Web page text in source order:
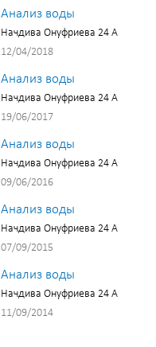
Анализ воды
Начдива Онуфриева 24 А
12/04/2018
Анализ воды
Начдива Онуфриева 24 А
19/06/2017
Анализ воды
Начдива Онуфриева 24 А
09/06/2016
Анализ воды
Начдива Онуфриева 24 А
07/09/2015
Анализ воды
Начдива Онуфриева 24 А
11/09/2014